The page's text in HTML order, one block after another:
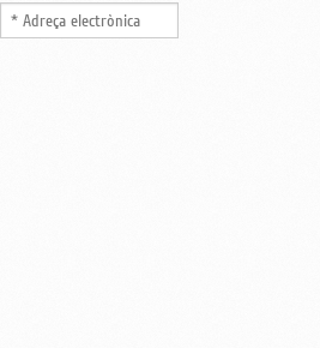
Ciutadans
Biblioteca